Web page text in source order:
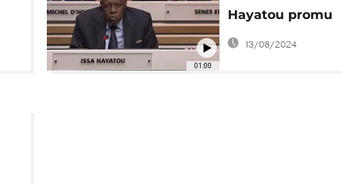
01:00
Hayatou promu
président de
nationale de
13/08/2024